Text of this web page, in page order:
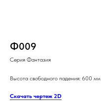
Ф009
Серия Фантазия
Высота свободного падения: 600 мм
Скачать чертеж 2D